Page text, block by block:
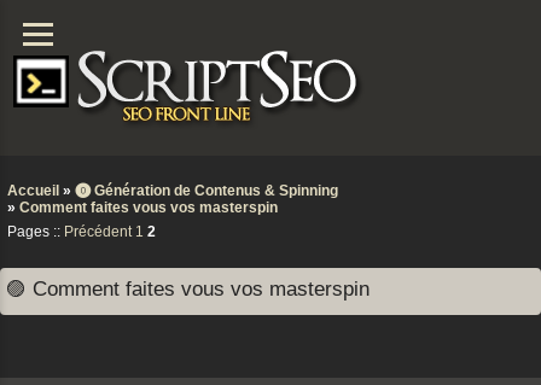
Accueil » ⓿ Génération de Contenus & Spinning
» Comment faites vous vos masterspin
Pages :: Précédent 1 2
🟣 Comment faites vous vos masterspin